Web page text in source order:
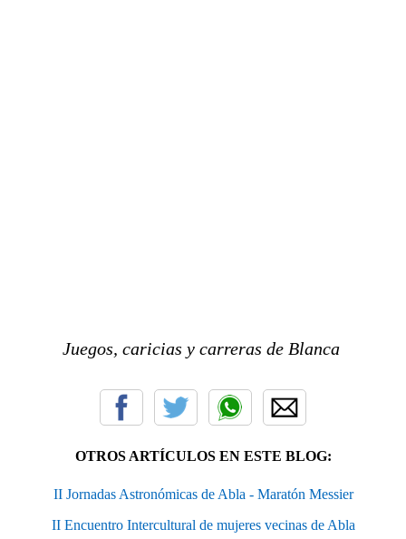
Juegos, caricias y carreras de Blanca
OTROS ARTÍCULOS EN ESTE BLOG:
II Jornadas Astronómicas de Abla - Maratón Messier
II Encuentro Intercultural de mujeres vecinas de Abla